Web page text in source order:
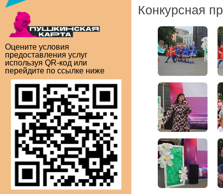
Оцените условия
предоставления услуг
используя QR-код или
перейдите по ссылке ниже
Конкурсная